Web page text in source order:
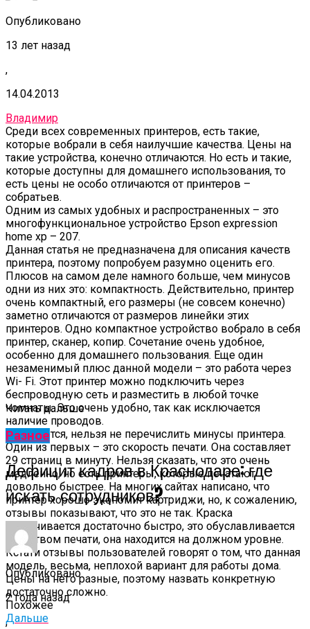
Опубликовано
13 лет назад
,
14.04.2013
Владимир
Среди всех современных принтеров, есть такие,
которые вобрали в себя наилучшие качества. Цены на
такие устройства, конечно отличаются. Но есть и такие,
которые доступны для домашнего использования, то
есть цены не особо отличаются от принтеров –
собратьев.
Одним из самых удобных и распространенных – это
многофункциональное устройство Epson expression
home xp – 207.
Данная статья не предназначена для описания качеств
принтера, поэтому попробуем разумно оценить его.
Плюсов на самом деле намного больше, чем минусов
одни из них это: компактность. Действительно, принтер
очень компактный, его размеры (не совсем конечно)
заметно отличаются от размеров линейки этих
принтеров. Одно компактное устройство вобрало в себя
принтер, сканер, копир. Сочетание очень удобное,
особенно для домашнего пользования. Еще один
незаменимый плюс данной модели – это работа через
Wi- Fi. Этот принтер можно подключить через
беспроводную сеть и разместить в любой точке
комнаты. Это очень удобно, так как исключается
наличие проводов.
Разумеется, нельзя не перечислить минусы принтера.
Один из первых – это скорость печати. Она составляет
29 страниц в минуту. Нельзя сказать, что это очень
медленно, но есть принтеры, которые печатают
довольно быстрее. На многих сайтах написано, что
принтер хорошо экономит картриджи, но, к сожалению,
отзывы показывают, что это не так. Краска
заканчивается достаточно быстро, это обуславливается
качеством печати, она находится на должном уровне.
Кстати отзывы пользователей говорят о том, что данная
модель, весьма, неплохой вариант для работы дома.
Цены на него разные, поэтому назвать конкретную
достаточно сложно.
Похожее
Дальше
Читать дальше
Разное
Дефицит кадров в Краснодаре: где
искать сотрудников?
Опубликовано
2 года назад
,